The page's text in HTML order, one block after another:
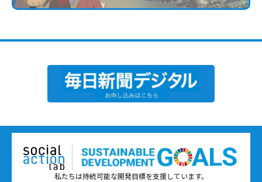
私たちは持続可能な開発目標を支援しています。